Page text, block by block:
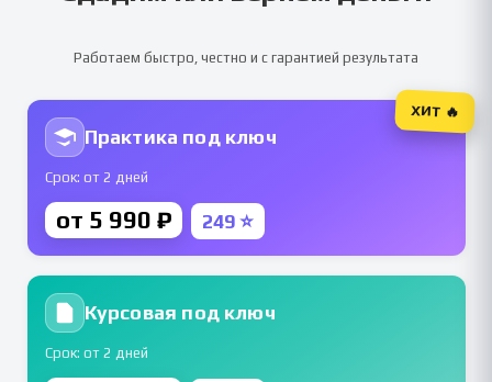
Работаем быстро, честно и с гарантией результата
Практика под ключ
Срок: от 2 дней
от 5 990 ₽ 249 ⭐
ХИТ 🔥
Курсовая под ключ
Срок: от 2 дней